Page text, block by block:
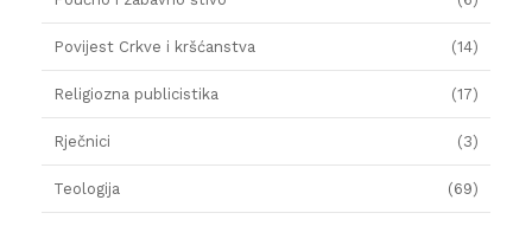
Povijest Crkve i kršćanstva (14)
Religiozna publicistika (17)
Rječnici (3)
Teologija (69)